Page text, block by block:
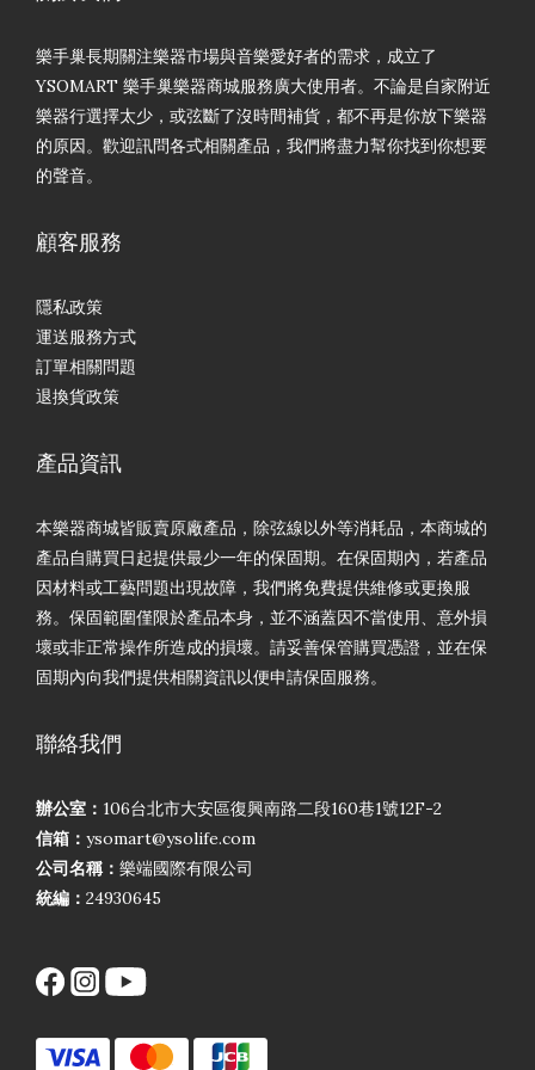
樂手巢長期關注樂器市場與音樂愛好者的需求，成立了
YSOMART 樂手巢樂器商城服務廣大使用者。不論是自家附近
樂器行選擇太少，或弦斷了沒時間補貨，都不再是你放下樂器
的原因。歡迎訊問各式相關產品，我們將盡力幫你找到你想要
的聲音。
顧客服務
隱私政策
運送服務方式
訂單相關問題
退換貨政策
產品資訊
本樂器商城皆販賣原廠產品，除弦線以外等消耗品，本商城的
產品自購買日起提供最少一年的保固期。在保固期內，若產品
因材料或工藝問題出現故障，我們將免費提供維修或更換服
務。保固範圍僅限於產品本身，並不涵蓋因不當使用、意外損
壞或非正常操作所造成的損壞。請妥善保管購買憑證，並在保
固期內向我們提供相關資訊以便申請保固服務。
聯絡我們
辦公室： 106台北市大安區復興南路二段160巷1號12F-2
信箱： ysomart@ysolife.com
公司名稱： 樂端國際有限公司
統編： 24930645